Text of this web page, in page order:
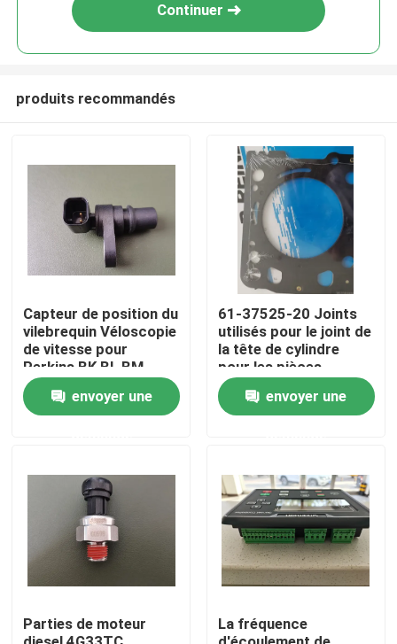
Maison
Produits
Vidéos
Visite d'usine
Contrôle de qualité
Continuer
produits recommandés
Capteur de position du
vilebrequin Véloscopie
de vitesse pour
Perkins BK BL BM
Doosan DT 160 210
envoyer une
61-37525-20 Joints
utilisés pour le joint de
la tête de cylindre
pour les pièces
détachées de moteurs
diesel Deutz
BF4L2011
envoyer une
Parties de moteur
La fréquence